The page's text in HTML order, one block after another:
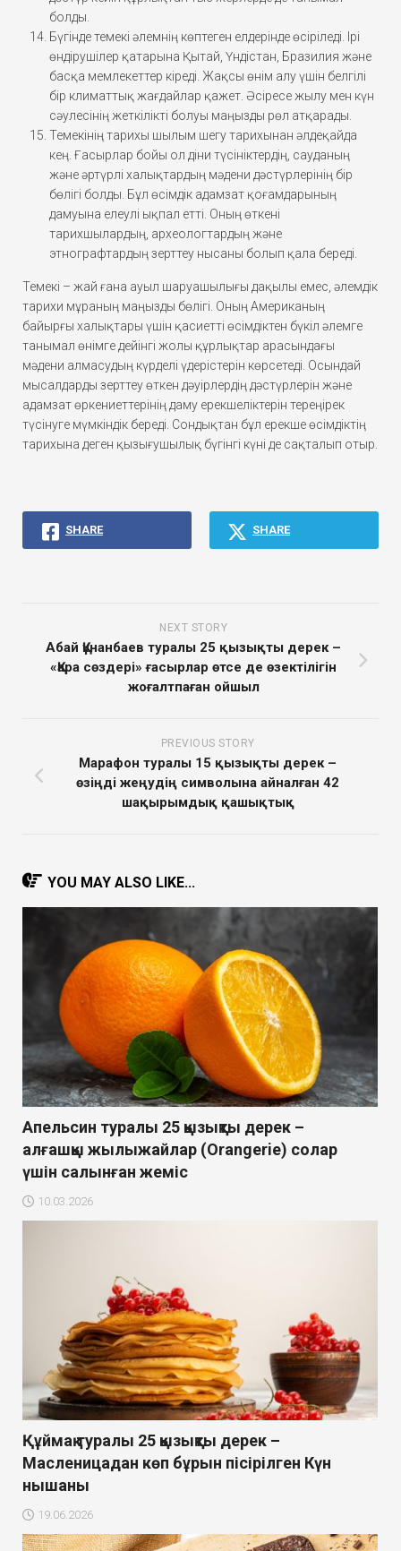
болды.
Бүгінде темекі әлемнің көптеген елдерінде өсіріледі. Ірі
өндірушілер қатарына Қытай, Үндістан, Бразилия және
басқа мемлекеттер кіреді. Жақсы өнім алу үшін белгілі
бір климаттық жағдайлар қажет. Әсіресе жылу мен күн
сәулесінің жеткілікті болуы маңызды рөл атқарады.
Темекінің тарихы шылым шегу тарихынан әлдеқайда
кең. Ғасырлар бойы ол діни түсініктердің, сауданың
және әртүрлі халықтардың мәдени дәстүрлерінің бір
бөлігі болды. Бұл өсімдік адамзат қоғамдарының
дамуына елеулі ықпал етті. Оның өткені
тарихшылардың, археологтардың және
этнографтардың зерттеу нысаны болып қала береді.
Темекі – жай ғана ауыл шаруашылығы дақылы емес, әлемдік
тарихи мұраның маңызды бөлігі. Оның Американың
байырғы халықтары үшін қасиетті өсімдіктен бүкіл әлемге
танымал өнімге дейінгі жолы құрлықтар арасындағы
мәдени алмасудың күрделі үдерістерін көрсетеді. Осындай
мысалдарды зерттеу өткен дәуірлердің дәстүрлерін және
адамзат өркениеттерінің даму ерекшеліктерін тереңірек
түсінуге мүмкіндік береді. Сондықтан бұл ерекше өсімдіктің
тарихына деген қызығушылық бүгінгі күні де сақталып отыр.
SHARE SHARE
NEXT STORY
Абай Құнанбаев туралы 25 қызықты дерек –
«Қара сөздері» ғасырлар өтсе де өзектілігін
жоғалтпаған ойшыл
PREVIOUS STORY
Марафон туралы 15 қызықты дерек –
өзіңді жеңудің символына айналған 42
шақырымдық қашықтық
YOU MAY ALSO LIKE...
Апельсин туралы 25 қызықты дерек –
алғашқы жылыжайлар (Orangerie) солар
үшін салынған жеміс
10.03.2026
Құймақ туралы 25 қызықты дерек –
Масленицадан көп бұрын пісірілген Күн
нышаны
19.06.2026